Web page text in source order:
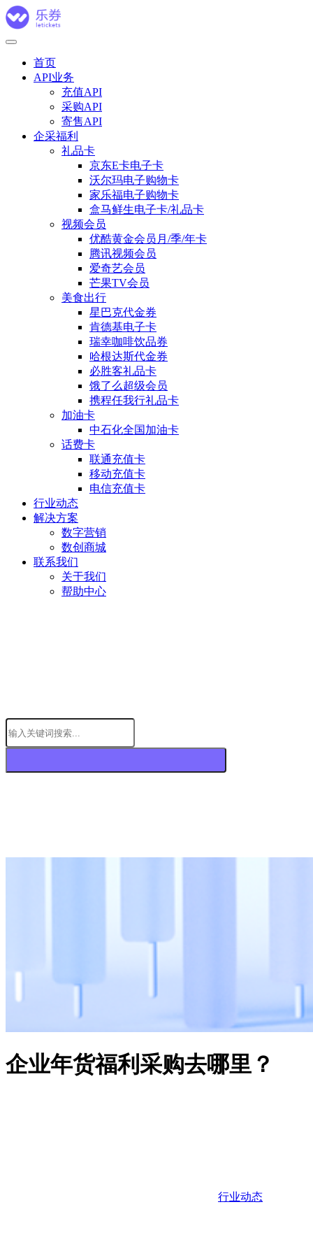
首页
API业务
充值API
采购API
寄售API
企采福利
礼品卡
京东E卡电子卡
沃尔玛电子购物卡
家乐福电子购物卡
盒马鲜生电子卡/礼品卡
视频会员
优酷黄金会员月/季/年卡
腾讯视频会员
爱奇艺会员
芒果TV会员
美食出行
星巴克代金券
肯德基电子卡
瑞幸咖啡饮品券
哈根达斯代金券
必胜客礼品卡
饿了么超级会员
携程任我行礼品卡
加油卡
中石化全国加油卡
话费卡
联通充值卡
移动充值卡
电信充值卡
行业动态
解决方案
数字营销
数创商城
联系我们
关于我们
帮助中心
企业年货福利采购去哪里？
行业动态